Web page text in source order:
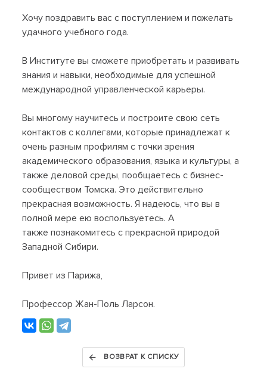
Хочу поздравить вас с поступлением и пожелать
удачного учебного года.
В Институте вы сможете приобретать и развивать
знания и навыки, необходимые для успешной
международной управленческой карьеры.
Вы многому научитесь и построите свою сеть
контактов с коллегами, которые принадлежат к
очень разным профилям с точки зрения
академического образования, языка и культуры, а
также деловой среды, пообщаетесь с бизнес-
сообществом Томска. Это действительно
прекрасная возможность. Я надеюсь, что вы в
полной мере ею воспользуетесь. А
также познакомитесь с прекрасной природой
Западной Сибири.
Привет из Парижа,
Профессор Жан-Поль Ларсон.
ВОЗВРАТ К СПИСКУ